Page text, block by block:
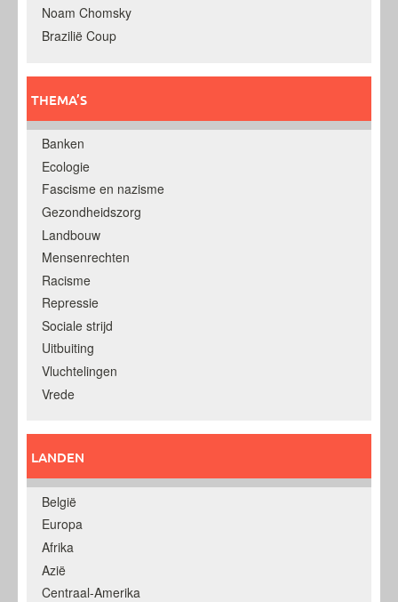
Noam Chomsky
Brazilië Coup
THEMA’S
Banken
Ecologie
Fascisme en nazisme
Gezondheidszorg
Landbouw
Mensenrechten
Racisme
Repressie
Sociale strijd
Uitbuiting
Vluchtelingen
Vrede
LANDEN
België
Europa
Afrika
Azië
Centraal-Amerika